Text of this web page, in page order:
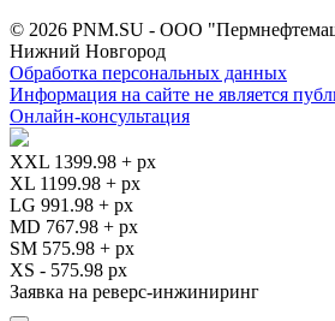
© 2026 PNM.SU - ООО
Нижний Новгород
Обработка персональных данных
Информация на сайте не является
Онлайн-консультация
XXL 1399.98 + px
XL 1199.98 + px
LG 991.98 + px
MD 767.98 + px
SM 575.98 + px
XS - 575.98 px
Заявка на реверс-инжиниринг